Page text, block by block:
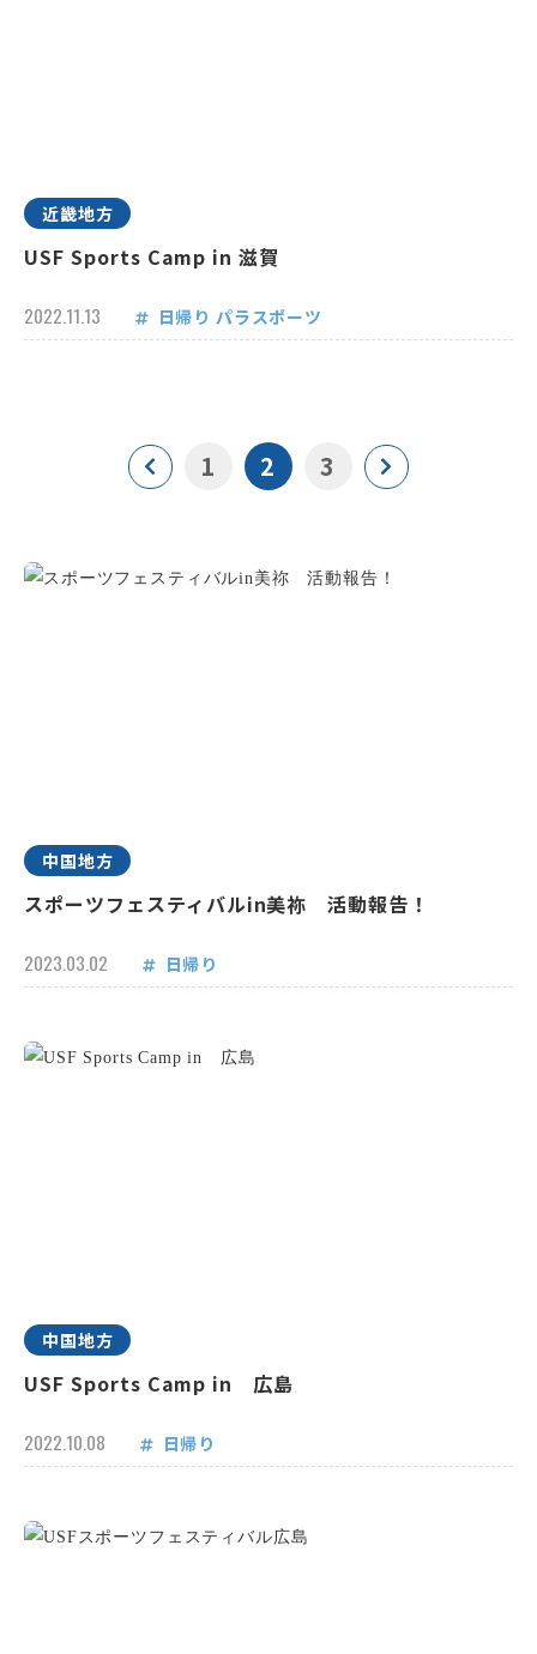
近畿地方
USF Sports Camp in 滋賀
2022.11.13 日帰り パラスポーツ
1 2 3
中国地方
スポーツフェスティバルin美祢 活動報告！
2023.03.02 日帰り
中国地方
USF Sports Camp in 広島
2022.10.08 日帰り